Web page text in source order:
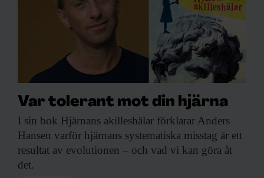
Beställ nyhetsbrev
Var tolerant mot din hjärna
I sin bok Hjärnans akilleshälar förklarar Anders
Hansen varför hjärnans systematiska misstag är ett
resultat av evolutionen – och vad vi kan göra åt
det.